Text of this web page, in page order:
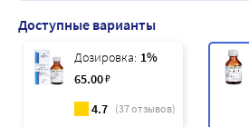
Доступные варианты
Дозировка: 1%
65.00₽
4.7 (37отзывов)